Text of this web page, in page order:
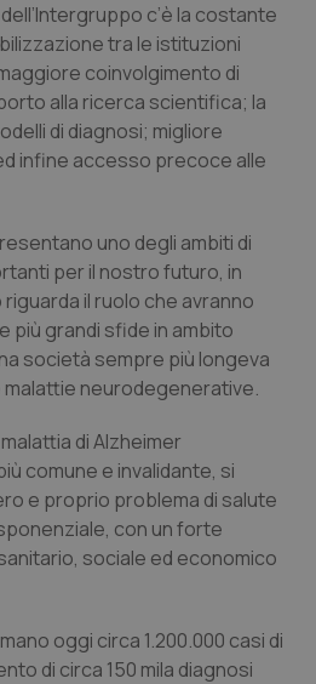
di Bolzano
di Trento
c’è la costante
tra le istituzioni
coinvolgimento di
alla ricerca scientifica; la
di diagnosi; migliore
infine accesso precoce alle
uno degli ambiti di
per il nostro futuro, in
il ruolo che avranno
più grandi sfide in ambito
società sempre più longeva
malattie neurodegenerative.
di Alzheimer
comune e invalidante, si
e proprio problema di salute
con un forte
sociale ed economico
oggi circa 1.200.000 casi di
di circa 150 mila diagnosi